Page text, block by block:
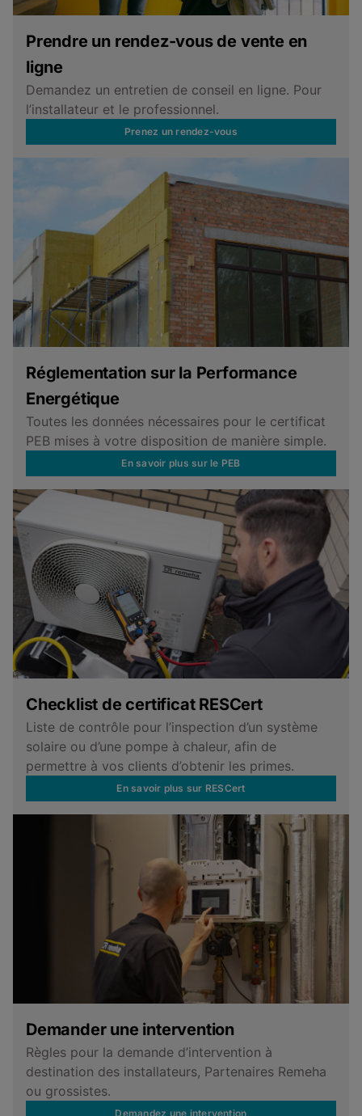
Prendre un rendez-vous de vente en
ligne
Demandez un entretien de conseil en ligne. Pour
l’installateur et le professionnel.
Prenez un rendez-vous
Réglementation sur la Performance
Energétique
Toutes les données nécessaires pour le certificat
PEB mises à votre disposition de manière simple.
En savoir plus sur le PEB
Checklist de certificat RESCert
Liste de contrôle pour l’inspection d’un système
solaire ou d’une pompe à chaleur, afin de
permettre à vos clients d’obtenir les primes.
En savoir plus sur RESCert
Demander une intervention
Règles pour la demande d’intervention à
destination des installateurs, Partenaires Remeha
ou grossistes.
Demandez une intervention